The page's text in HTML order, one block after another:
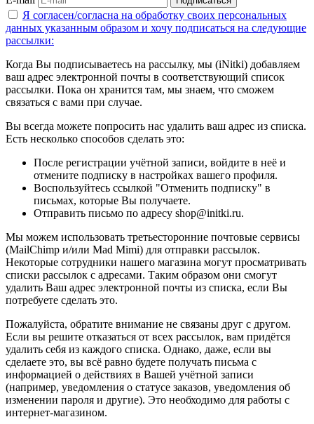
Я согласен/согласна на обработку своих персональных
данных указанным образом и хочу подписаться на следующие
рассылки:
Когда Вы подписываетесь на рассылку, мы (iNitki) добавляем
ваш адрес электронной почты в соответствующий список
рассылки. Пока он хранится там, мы знаем, что сможем
связаться с вами при случае.
Вы всегда можете попросить нас удалить ваш адрес из списка.
Есть несколько способов сделать это:
После регистрации учётной записи, войдите в неё и
отмените подписку в настройках вашего профиля.
Воспользуйтесь ссылкой "Отменить подписку" в
письмах, которые Вы получаете.
Отправить письмо по адресу shop@initki.ru.
Мы можем использовать третьесторонние почтовые сервисы
(MailChimp и/или Mad Mimi) для отправки рассылок.
Некоторые сотрудники нашего магазина могут просматривать
списки рассылок с адресами. Таким образом они смогут
удалить Ваш адрес электронной почты из списка, если Вы
потребуете сделать это.
Пожалуйста, обратите внимание не связаны друг с другом.
Если вы решите отказаться от всех рассылок, вам придётся
удалить себя из каждого списка. Однако, даже, если вы
сделаете это, вы всё равно будете получать письма с
информацией о действиях в Вашей учётной записи
(например, уведомления о статусе заказов, уведомления об
изменении пароля и другие). Это необходимо для работы с
интернет-магазином.